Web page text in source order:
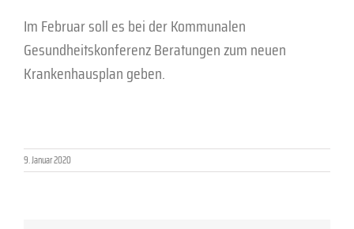
Im Februar soll es bei der Kommunalen
Gesundheitskonferenz Beratungen zum neuen
Krankenhausplan geben.
9. Januar 2020